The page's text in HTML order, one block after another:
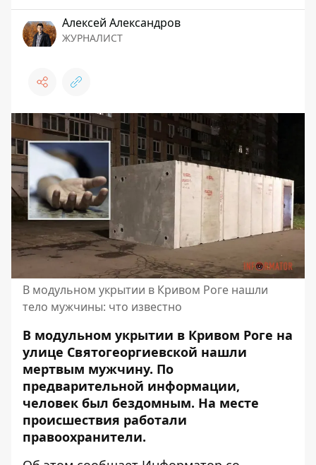
Алексей Александров
ЖУРНАЛИСТ
В модульном укрытии в Кривом Роге нашли
тело мужчины: что известно
В модульном укрытии в Кривом Роге на
улице Святогеоргиевской нашли
мертвым мужчину. По
предварительной информации,
человек был бездомным. На месте
происшествия работали
правоохранители.